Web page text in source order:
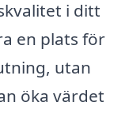
i ditt
en plats för
utan
öka värdet